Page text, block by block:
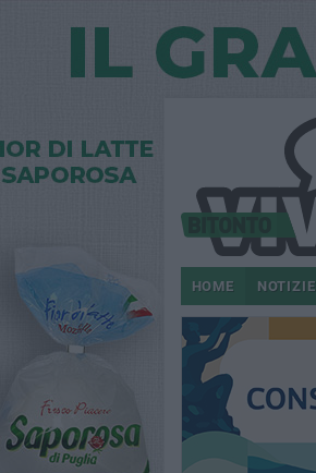
HOME NOTIZIE